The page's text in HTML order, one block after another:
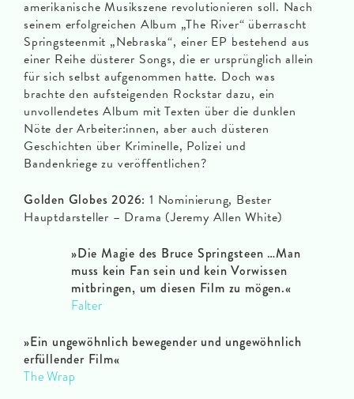
amerikanische Musikszene revolutionieren soll. Nach
seinem erfolgreichen Album „The River“ überrascht
Springsteenmit „Nebraska“, einer EP bestehend aus
einer Reihe düsterer Songs, die er ursprünglich allein
für sich selbst aufgenommen hatte. Doch was
brachte den aufsteigenden Rockstar dazu, ein
unvollendetes Album mit Texten über die dunklen
Nöte der Arbeiter:innen, aber auch düsteren
Geschichten über Kriminelle, Polizei und
Bandenkriege zu veröffentlichen?
Golden Globes 2026: 1 Nominierung, Bester
Hauptdarsteller – Drama (Jeremy Allen White)
»Die Magie des Bruce Springsteen …Man
muss kein Fan sein und kein Vorwissen
mitbringen, um diesen Film zu mögen.«
Falter
»Ein ungewöhnlich bewegender und ungewöhnlich
erfüllender Film«
The Wrap